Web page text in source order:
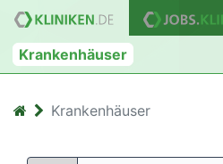
Krankenhäuser
Krankenhäuser